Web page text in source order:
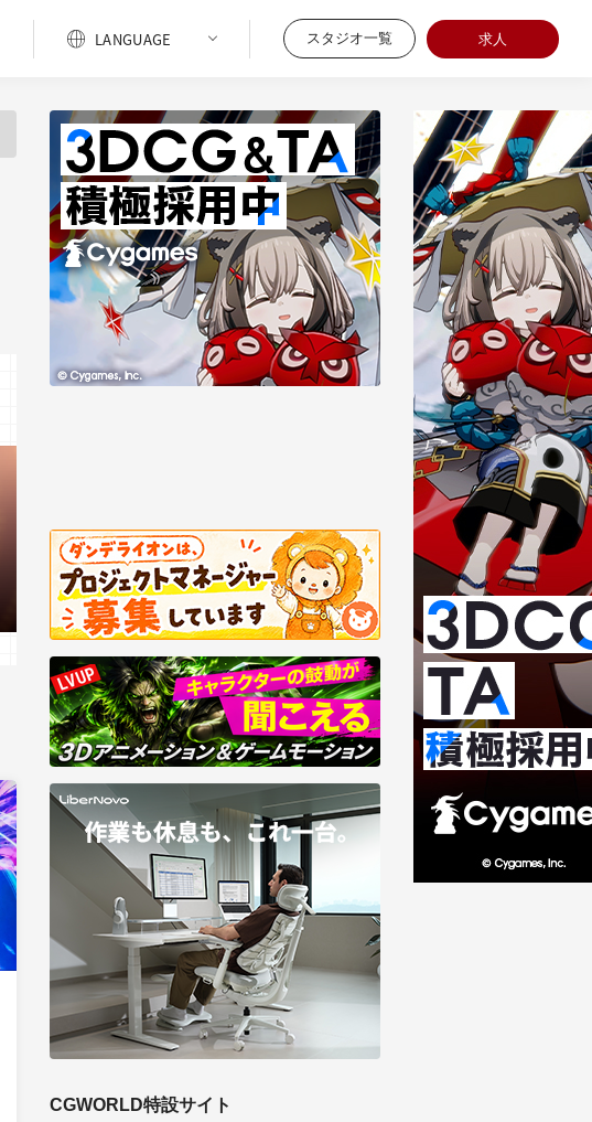
スタジオ一覧 求人
2026/08/05 NEW
アニメ『二十世紀電氣目録-ユーレカ・エヴ
リカ-』京都アニメーションが描く印象派絵
画のような画づくりとは〜No.1／美術篇
2026/08/05 NEW
【全3回・第1回】実写ライ
Calliopeを宿す――MV「
影設計とルック開発
CGWORLD特設サイト